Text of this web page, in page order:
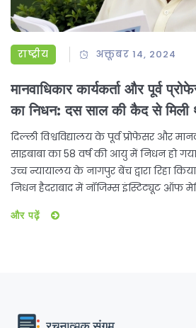
राष्ट्रीय अक्तूबर 14, 2024
मानवाधिकार कार्यकर्ता और पूर्व
का निधन: दस साल की कैद से मिली
दिल्ली विश्वविद्यालय के पूर्व प्रोफेसर और
साइबाबा का 58 वर्ष की आयु में निधन हो
उच्च न्यायालय के नागपुर बेंच द्वारा रिहा
निधन हैदराबाद में नॉजिम्स इंस्टिट्यूट ऑफ
2014 में गिरफ्तार किया गया था और 10 वर्ष
और पढ़ें